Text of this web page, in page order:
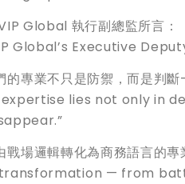
Global 執行副總監所言：
Global’s Executive
的專業不只是防禦，而是判
expertise lies not only in
戰場邏輯轉化為商務語言的
— from